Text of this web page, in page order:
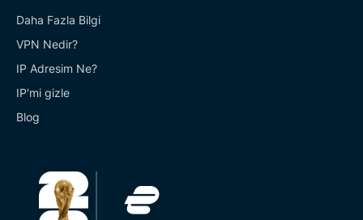
Daha Fazla Bilgi
VPN Nedir?
IP Adresim Ne?
IP'mi gizle
Blog